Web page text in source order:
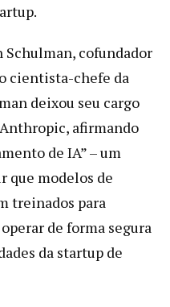
Schulman, cofundador
cientista-chefe da
deixou seu cargo
afirmando
de IA” – um
que modelos de
treinados para
de forma segura
da startup de